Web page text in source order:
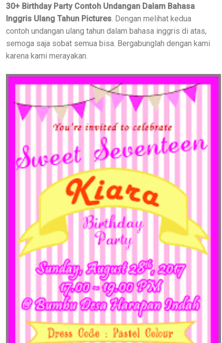
30+ Birthday Party Contoh Undangan Dalam Bahasa
Inggris Ulang Tahun Pictures. Dengan melihat kedua
contoh undangan ulang tahun dalam bahasa inggris di atas,
semoga saja sobat semua bisa. Bergabunglah dengan kami
karena kami merayakan.